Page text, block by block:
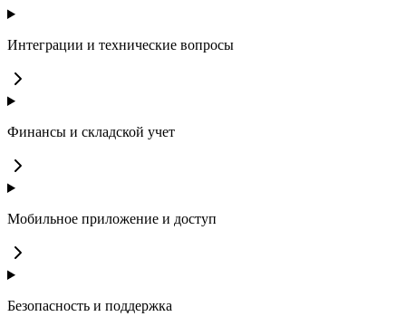
Интеграции и технические вопросы
Финансы и складской учет
Мобильное приложение и доступ
Безопасность и поддержка